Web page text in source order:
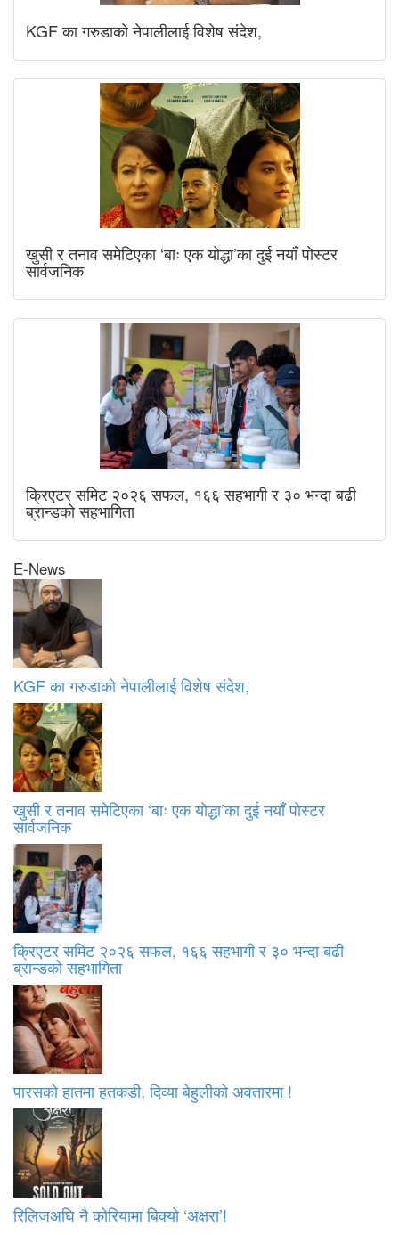
KGF का गरुडाको नेपालीलाई विशेष संदेश,
खुसी र तनाव समेटिएका ‘बाः एक योद्धा’का दुई नयाँ पोस्टर
सार्वजनिक
क्रिएटर समिट २०२६ सफल, १६६ सहभागी र ३० भन्दा बढी
ब्रान्डको सहभागिता
E-News
KGF का गरुडाको नेपालीलाई विशेष संदेश,
खुसी र तनाव समेटिएका ‘बाः एक योद्धा’का दुई नयाँ पोस्टर
सार्वजनिक
क्रिएटर समिट २०२६ सफल, १६६ सहभागी र ३० भन्दा बढी
ब्रान्डको सहभागिता
पारसको हातमा हतकडी, दिव्या बेहुलीको अवतारमा !
रिलिजअघि नै कोरियामा बिक्यो ‘अक्षरा’!